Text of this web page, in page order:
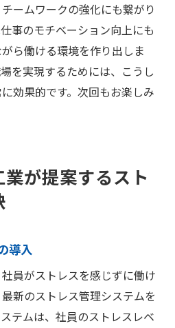
ームワークの強化にも繋がり
事のモチベーション向上にも
ら働ける環境を作り出しま
を実現するためには、こうし
効果的です。次回もお楽しみ
が提案するスト
導入
員がストレスを感じずに働け
新のストレス管理システムを
テムは、社員のストレスレベ